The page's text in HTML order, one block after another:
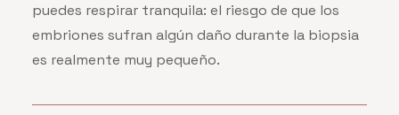
puedes respirar tranquila: el riesgo de que los
embriones sufran algún daño durante la biopsia
es realmente muy pequeño.